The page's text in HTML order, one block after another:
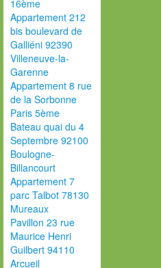
16ème
Appartement 212
bis boulevard de
Galliéni 92390
Villeneuve-la-
Garenne
Appartement 8 rue
de la Sorbonne
Paris 5ème
Bateau quai du 4
Septembre 92100
Boulogne-
Billancourt
Appartement 7
parc Talbot 78130
Mureaux
Pavillon 23 rue
Maurice Henri
Guilbert 94110
Arcueil